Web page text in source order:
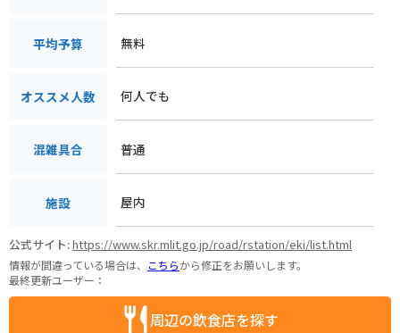
平均予算 無料
オススメ人数 何人でも
混雑具合 普通
施設 屋内
公式サイト:https://www.skr.mlit.go.jp/road/rstation/eki/list.html
情報が間違っている場合は、 こちらから修正をお願いします。
最終更新ユーザー：
周辺の飲食店を探す